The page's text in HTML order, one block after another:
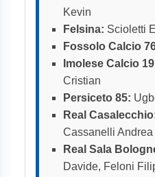
Kevin
Felsina: Scioletti
Fossolo Calcio
Imolese Calcio
Cristian
Persiceto 85:
Real
Cassanelli Andrea
Real Sala
Davide, Feloni